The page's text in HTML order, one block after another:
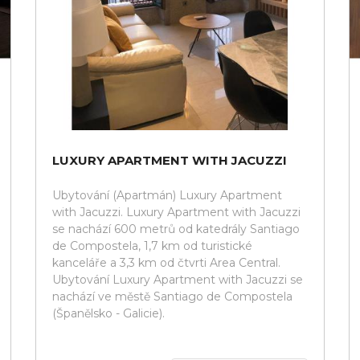
LUXURY APARTMENT WITH JACUZZI
Ubytování (Apartmán) Luxury Apartment
with Jacuzzi. Luxury Apartment with Jacuzzi
se nachází 600 metrů od katedrály Santiago
de Compostela, 1,7 km od turistické
kanceláře a 3,3 km od čtvrti Area Central.
Ubytování Luxury Apartment with Jacuzzi se
nachází ve městě Santiago de Compostela
(Španělsko - Galicie).